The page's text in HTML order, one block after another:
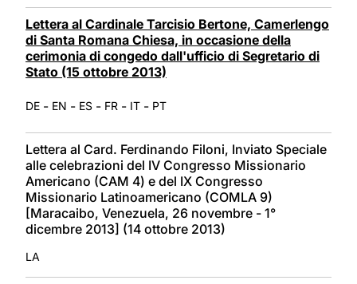
Lettera al Cardinale Tarcisio Bertone, Camerlengo
di Santa Romana Chiesa, in occasione della
cerimonia di congedo dall'ufficio di Segretario di
Stato (15 ottobre 2013)
DE - EN - ES - FR - IT - PT
Lettera al Card. Ferdinando Filoni, Inviato Speciale
alle celebrazioni del IV Congresso Missionario
Americano (CAM 4) e del IX Congresso
Missionario Latinoamericano (COMLA 9)
[Maracaibo, Venezuela, 26 novembre - 1°
dicembre 2013] (14 ottobre 2013)
LA